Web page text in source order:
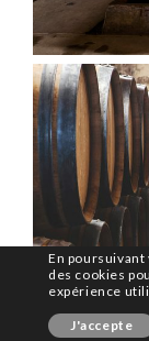
En
des cookies
expérience
J'accepte